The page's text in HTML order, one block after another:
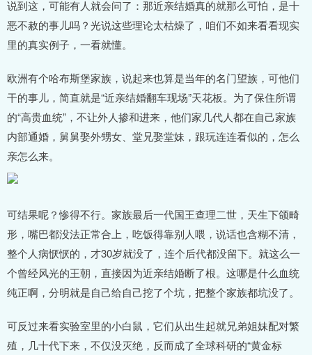
说到这，可能有人就会问了：那近亲结婚真的就那么可怕，是十
恶不赦的事儿吗？光说这些理论太枯燥了，咱们不如来看看现实
里的真实例子，一看就懂。
欧洲有个哈布斯堡家族，说起来也算是当年的名门望族，可他们
干的事儿，简直就是“近亲结婚翻车现场”天花板。为了保住所谓
的“高贵血统”，不让外人掺和进来，他们家几代人都在自己家族
内部通婚，舅舅娶外甥女、堂兄娶堂妹，跟玩连连看似的，怎么
亲怎么来。
可结果呢？惨得不行。家族最后一代国王查理二世，天生下颌畸
形，嘴巴都没法正常合上，吃饭得靠别人喂，说话也含糊不清，
整个人病恹恹的，才30岁就没了，连个后代都没留下。就这么一
个曾经风光的王朝，直接因为近亲结婚断了根。这哪是什么血统
纯正啊，分明就是自己给自己挖了个坑，把整个家族都坑没了。
可反过来看实验室里的小白鼠，它们从出生起就兄弟姐妹配对繁
殖，几十代下来，不仅没灭绝，反而成了全球科研的“黄金标